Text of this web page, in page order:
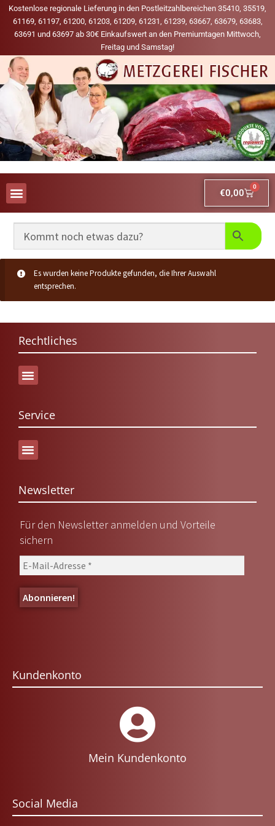
Kostenlose regionale Lieferung in den Postleitzahlbereichen 35410, 35519,
61169, 61197, 61200, 61203, 61209, 61231, 61239, 63667, 63679, 63683,
63691 und 63697 ab 30€ Einkaufswert an den Premiumtagen Mittwoch,
Freitag und Samstag!
€0,00
0
Es wurden keine Produkte gefunden, die Ihrer Auswahl
entsprechen.
Rechtliches
Service
Newsletter
Für den Newsletter anmelden und Vorteile
sichern
Kundenkonto
Mein Kundenkonto
Social Media